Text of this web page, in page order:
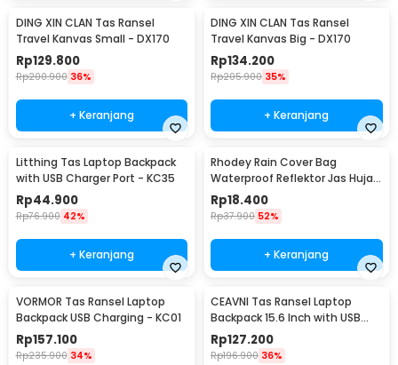
DING XIN CLAN Tas Ransel
Travel Kanvas Small - DX170
Rp129.800
Rp200.900 36%
+ Keranjang
DING XIN CLAN Tas Ransel
Travel Kanvas Big - DX170
Rp134.200
Rp205.900 35%
+ Keranjang
Litthing Tas Laptop Backpack
with USB Charger Port - KC35
Rp44.900
Rp76.900 42%
+ Keranjang
Rhodey Rain Cover Bag
Waterproof Reflektor Jas Hujan
Tas Ransel 35L - NB10
Rp18.400
Rp37.900 52%
+ Keranjang
VORMOR Tas Ransel Laptop
Backpack USB Charging - KC01
Rp157.100
Rp235.900 34%
CEAVNI Tas Ransel Laptop
Backpack 15.6 Inch with USB
Charger Port - KC32
Rp127.200
Rp196.900 36%